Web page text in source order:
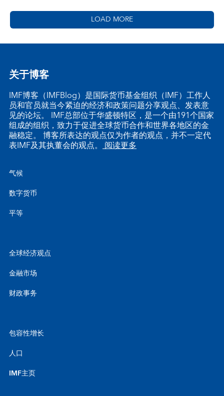
LOAD MORE
关于博客
IMF博客（IMFBlog）是国际货币基金组织（IMF）工作人
员和官员就当今紧迫的经济和政策问题分享观点、发表意
见的论坛。 IMF总部位于华盛顿特区，是一个由191个国家
组成的组织，致力于促进全球货币合作和世界各地区的金
融稳定。 博客所表达的观点仅为作者的观点，并不一定代
表IMF及其执董会的观点。 阅读更多
气候
数字货币
平等
全球经济观点
金融市场
财政事务
包容性增长
人口
IMF主页